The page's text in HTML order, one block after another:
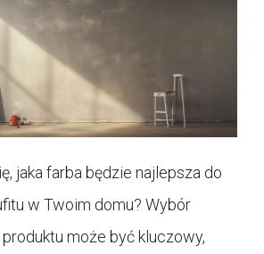
jaka farba będzie najlepsza do
w Twoim domu? Wybór
może być kluczowy,